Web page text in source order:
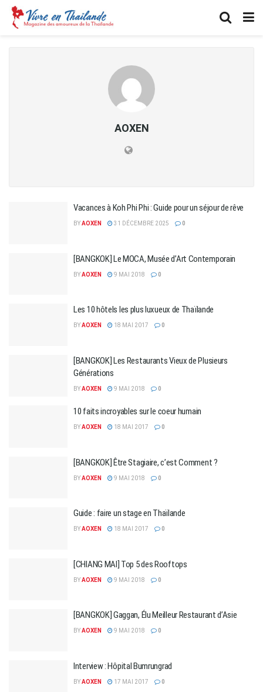
AOXEN
Vacances à Koh Phi Phi : Guide pour un séjour de rêve
BYAOXEN 31 DÉCEMBRE 2025 0
[BANGKOK] Le MOCA, Musée d’Art Contemporain
BYAOXEN 9 MAI 2018 0
Les 10 hôtels les plus luxueux de Thaïlande
BYAOXEN 18 MAI 2017 0
[BANGKOK] Les Restaurants Vieux de Plusieurs
Générations
BYAOXEN 9 MAI 2018 0
10 faits incroyables sur le coeur humain
BYAOXEN 18 MAI 2017 0
[BANGKOK] Être Stagiaire, c’est Comment ?
BYAOXEN 9 MAI 2018 0
Guide : faire un stage en Thaïlande
BYAOXEN 18 MAI 2017 0
[CHIANG MAI] Top 5 des Rooftops
BYAOXEN 9 MAI 2018 0
[BANGKOK] Gaggan, Élu Meilleur Restaurant d’Asie
BYAOXEN 9 MAI 2018 0
Interview : Hôpital Bumrungrad
BYAOXEN 17 MAI 2017 0